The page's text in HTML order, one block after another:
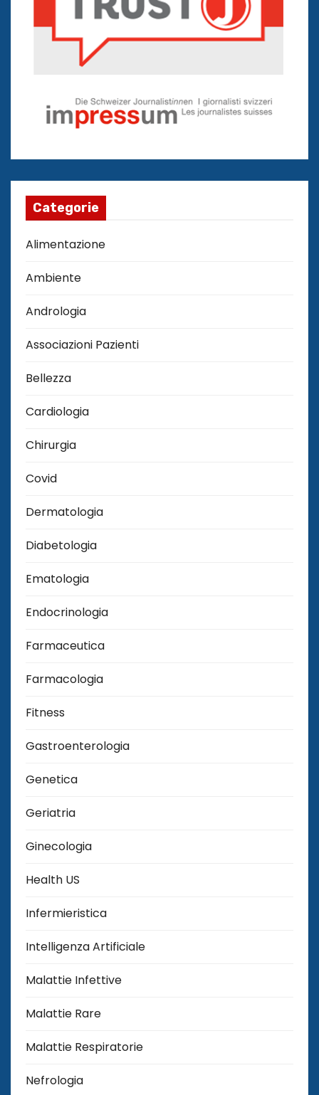
Categorie
Alimentazione
Ambiente
Andrologia
Associazioni Pazienti
Bellezza
Cardiologia
Chirurgia
Covid
Dermatologia
Diabetologia
Ematologia
Endocrinologia
Farmaceutica
Farmacologia
Fitness
Gastroenterologia
Genetica
Geriatria
Ginecologia
Health US
Infermieristica
Intelligenza Artificiale
Malattie Infettive
Malattie Rare
Malattie Respiratorie
Nefrologia